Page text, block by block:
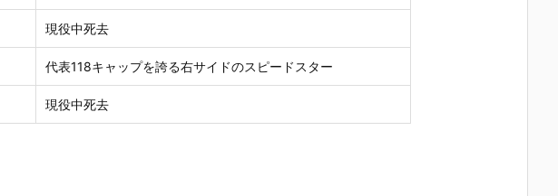
現役中死去
代表118キャップを誇る右サイドのスピードスター
現役中死去